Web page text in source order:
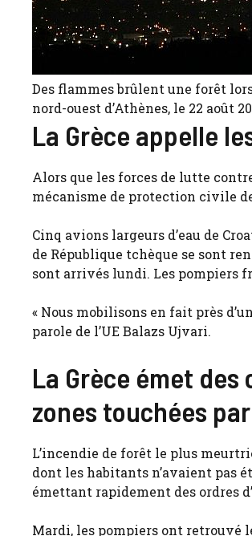
Des flammes brûlent une forêt
nord-ouest d’Athènes, le 22 août
La Grèce appelle
Alors que les forces de lutte
mécanisme de protection civile
Cinq avions largeurs d’eau de
de République tchèque se sont
sont arrivés lundi. Les pompiers
« Nous mobilisons en fait près
parole de l’UE Balazs Ujvari.
La Grèce émet
zones touchées
L’incendie de forêt le plus
dont les habitants n’avaient pas
émettant rapidement des ordres
Mardi, les pompiers ont retrouvé